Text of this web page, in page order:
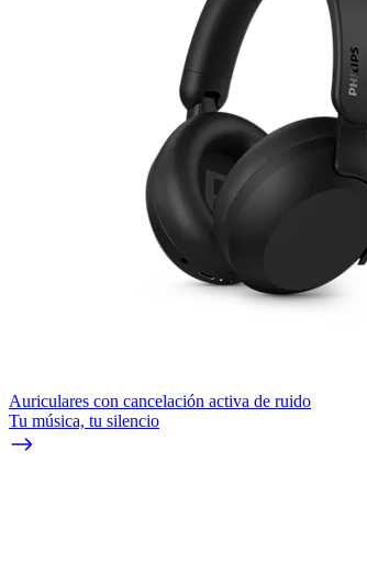
Auriculares con cancelación activa de ruido
Tu música, tu silencio